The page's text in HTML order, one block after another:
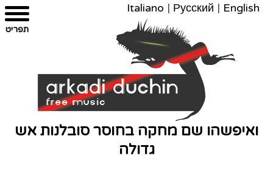
מפת
הצהרת
עבור
צרו
English
|
Русский
|
Italiano
ואיפשהו שם מחקה בחוסר סובלנות אש
גדולה
תפריט